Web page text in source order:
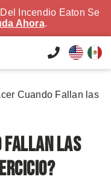
Incendio Eaton Se
Ahora.
Cuando Fallan las
Fallan las